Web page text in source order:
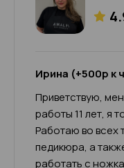
Ирина (+500р к
Приветствую,
работы 11 лет, я
Работаю во всех
педикюра, а
работать с